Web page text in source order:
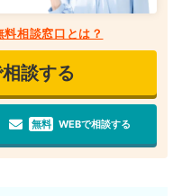
料相談窓口とは？
談する
無料 WEBで相談する